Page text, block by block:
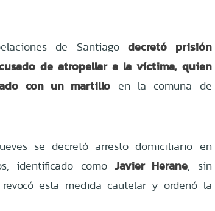
de Santiagodecretó prisión
de atropellar a la víctima, quien
con un martillo en la comuna de
se decretó arresto domiciliario en
identificado como Javier Herane, sin
esta medida cautelar y ordenó la